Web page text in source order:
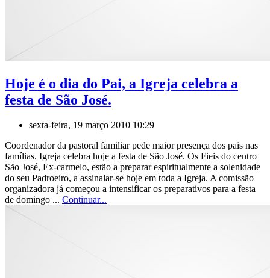
Hoje é o dia do Pai, a Igreja celebra a
festa de São José.
sexta-feira, 19 março 2010 10:29
Coordenador da pastoral familiar pede maior presença dos pais nas
famílias. Igreja celebra hoje a festa de São José. Os Fieis do centro
São José, Ex-carmelo, estão a preparar espiritualmente a solenidade
do seu Padroeiro, a assinalar-se hoje em toda a Igreja. A comissão
organizadora já começou a intensificar os preparativos para a festa
de domingo ... Continuar...